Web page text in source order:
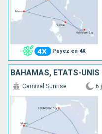
Payez en 4X
BAHAMAS, ÉTATS-UNIS
Carnival Sunrise 6 j